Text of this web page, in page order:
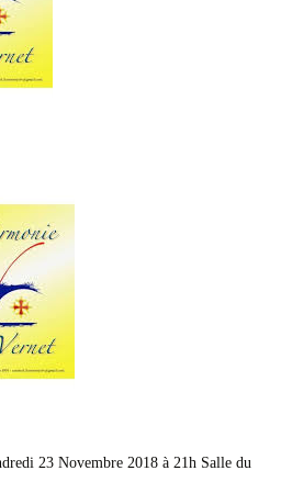
23 Novembre 2018 à 21h Salle du